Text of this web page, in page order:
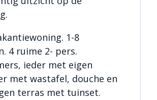
1-8
4 ruime 2- pers.
ieder met eigen
met wastafel, douche en
terras met tuinset.